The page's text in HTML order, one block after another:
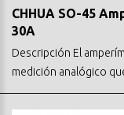
CHHUA SO-45
30A
Descripción El
medición analógico